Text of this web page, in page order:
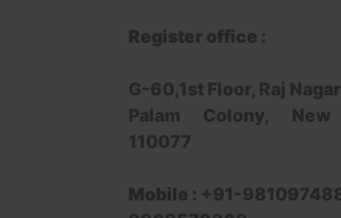
Register office :
G-60,1st Floor, Raj
Palam Colony,
110077
Mobile : +91-